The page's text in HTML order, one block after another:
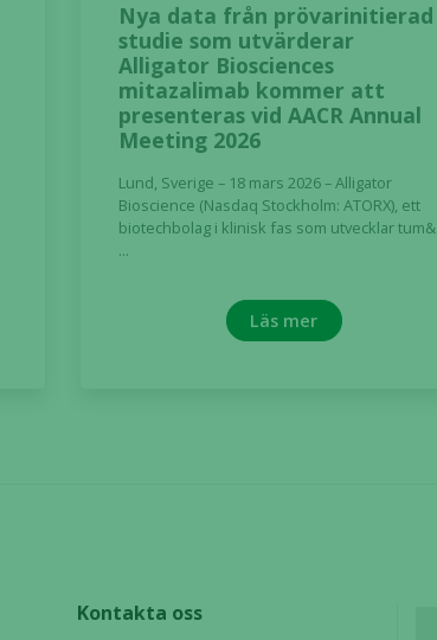
Nya data från prövarinitierad
studie som utvärderar
Alligator Biosciences
mitazalimab kommer att
presenteras vid AACR Annual
Meeting 2026
Lund, Sverige – 18 mars 2026 – Alligator
Bioscience (Nasdaq Stockholm: ATORX), ett
biotechbolag i klinisk fas som utvecklar tum&
...
Läs mer
Kontakta oss
hemsida ska
prestera så
bra som
möjligt
under ditt
du nekar de
här kakorna
kommer viss
från
hemsidan.